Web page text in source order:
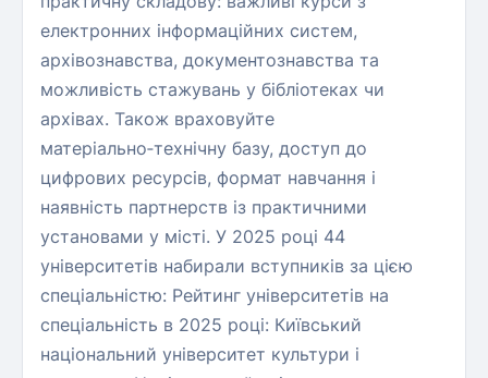
електронних інформаційних систем,
архівознавства, документознавства та
можливість стажувань у бібліотеках чи
архівах. Також враховуйте
матеріально‑технічну базу, доступ до
цифрових ресурсів, формат навчання і
наявність партнерств із практичними
установами у місті. У 2025 році 44
університетів набирали вступників за цією
спеціальністю: Рейтинг університетів на
спеціальність в 2025 році: Київський
національний університет культури і